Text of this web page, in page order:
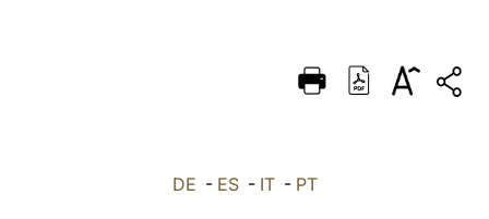
DEUTSCH
DE - ES- IT- PT